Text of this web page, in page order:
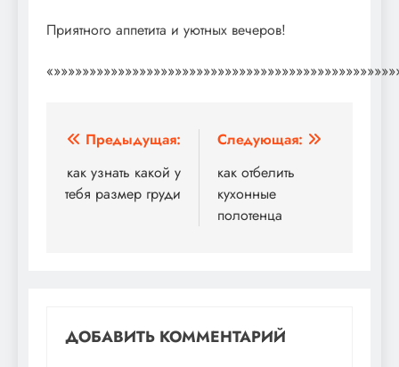
Приятного аппетита и уютных вечеров!
Навигация
по
записям
Предыдущая:
как узнать какой у
тебя размер груди
Следующая:
как отбелить
кухонные
полотенца
ДОБАВИТЬ КОММЕНТАРИЙ